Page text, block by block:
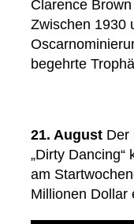
Clarence
Zwischen 1930
begehrte
21. August Der
„Dirty Dancing“
am
Millionen Dollar